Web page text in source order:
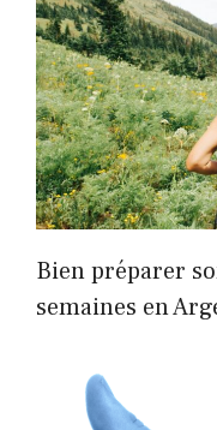
Bien préparer
semaines en